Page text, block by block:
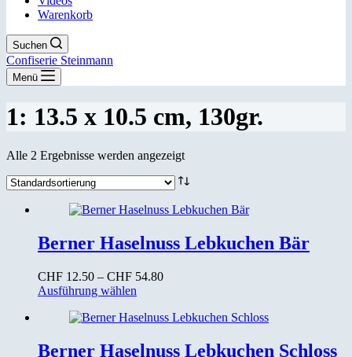
Warenkorb
Suchen
Confiserie Steinmann
Menü
1: 13.5 x 10.5 cm, 130gr.
Alle 2 Ergebnisse werden angezeigt
Berner Haselnuss Lebkuchen Bär
CHF 12.50 – CHF 54.80Preisspanne:
CHF 54.80
Ausführung wählen
weist
Varianten
Berner Haselnuss Lebkuchen Schloss